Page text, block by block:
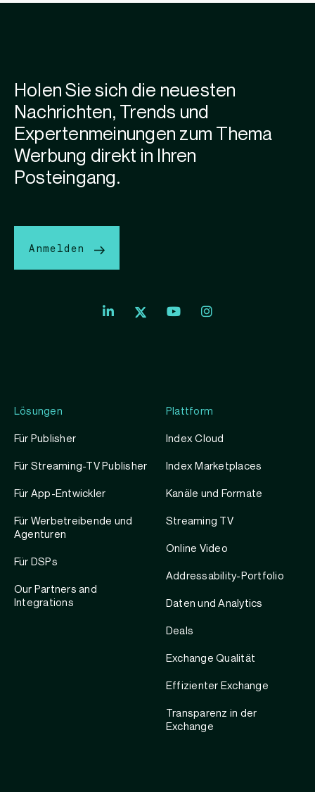
Lösungen
Für Publisher
Für Streaming-TV Publisher
Für App-Entwickler
Für Werbetreibende und
Agenturen
Für DSPs
Our Partners and
Integrations
Plattform
Index Cloud
Index Marketplaces
Kanäle und Formate
Streaming TV
Online Video
Addressability-Portfolio
Daten und Analytics
Deals
Exchange Qualität
Effizienter Exchange
Transparenz in der
Exchange
Holen Sie sich die neuesten
Nachrichten, Trends und
Expertenmeinungen zum Thema
Werbung direkt in Ihren
Posteingang.
Anmelden